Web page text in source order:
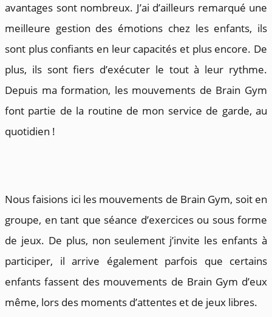
avantages sont nombreux. J’ai d’ailleurs remarqué une
meilleure gestion des émotions chez les enfants, ils
sont plus confiants en leur capacités et plus encore. De
plus, ils sont fiers d’exécuter le tout à leur rythme.
Depuis ma formation, les mouvements de Brain Gym
font partie de la routine de mon service de garde, au
quotidien !
Nous faisions ici les mouvements de Brain Gym, soit en
groupe, en tant que séance d’exercices ou sous forme
de jeux. De plus, non seulement j’invite les enfants à
participer, il arrive également parfois que certains
enfants fassent des mouvements de Brain Gym d’eux
même, lors des moments d’attentes et de jeux libres.